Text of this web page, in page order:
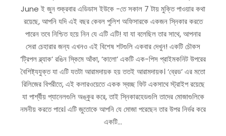
June ই জুন শুক্রবার এডিডাস ইউকে -তে সকাল 7 টায় মুক্তি পাওয়ার কথা
রয়েছে, আপনি যদি এই বছর কেবল পুলিশ অফিসারকে একজন স্নিকার করতে
পারেন তবে নিশ্চিত হয়ে নিন যে এটি এটি! যা যা বলেছিল তার সাথে, আপনার
সেরা চেহারার জন্য এখনও এই বিশেষ শটগুলি একবার দেখুন! একটি চৌকস
‘ট্রিপল ব্ল্যাক’ রঙিন স্কিমে আঁকা, ‘কালো’ একটি এক-পিস প্রাইমকনিট উপরের
বৈশিষ্ট্যযুক্ত যা এটি যতটা আরামদায়ক হয় ততই আরামদায়ক। ‘ব্রেড’ এর মতো
রিলিজের বিপরীতে, এই কলারওয়েতে একক স্বচ্ছ ফিট একসাথে স্ট্রাইপ রয়েছে
যা পার্শ্বীয় প্যানেলগুলি অঙ্কুর করে, তাই স্নিকারহেডগুলি তাদের মোজাগুলিকে
নমনীয় করতে পারে। এটি জুতোকে আপনি যে মোজা পরেছেন তার উপর নির্ভর করে
একটি…